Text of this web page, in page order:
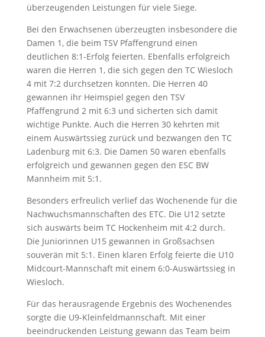
überzeugenden Leistungen für viele Siege.
Bei den Erwachsenen überzeugten insbesondere die
Damen 1, die beim TSV Pfaffengrund einen
deutlichen 8:1-Erfolg feierten. Ebenfalls erfolgreich
waren die Herren 1, die sich gegen den TC Wiesloch
4 mit 7:2 durchsetzen konnten. Die Herren 40
gewannen ihr Heimspiel gegen den TSV
Pfaffengrund 2 mit 6:3 und sicherten sich damit
wichtige Punkte. Auch die Herren 30 kehrten mit
einem Auswärtssieg zurück und bezwangen den TC
Ladenburg mit 6:3. Die Damen 50 waren ebenfalls
erfolgreich und gewannen gegen den ESC BW
Mannheim mit 5:1.
Besonders erfreulich verlief das Wochenende für die
Nachwuchsmannschaften des ETC. Die U12 setzte
sich auswärts beim TC Hockenheim mit 4:2 durch.
Die Juniorinnen U15 gewannen in Großsachsen
souverän mit 5:1. Einen klaren Erfolg feierte die U10
Midcourt-Mannschaft mit einem 6:0-Auswärtssieg in
Wiesloch.
Für das herausragende Ergebnis des Wochenendes
sorgte die U9-Kleinfeldmannschaft. Mit einer
beeindruckenden Leistung gewann das Team beim